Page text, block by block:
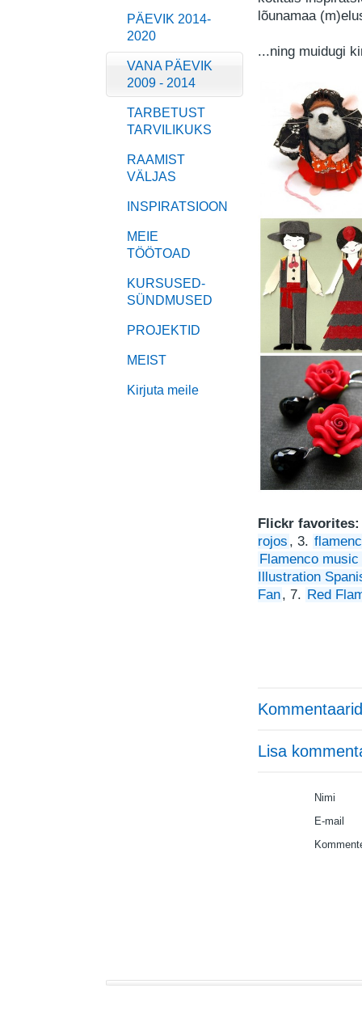
PÄEVIK 2014-
2020
VANA PÄEVIK
2009 - 2014
TARBETUST
TARVILIKUKS
RAAMIST
VÄLJAS
INSPIRATSIOON
MEIE
TÖÖTOAD
KURSUSED-
SÜNDMUSED
PROJEKTID
MEIST
Kirjuta meile
lõunamaa
...ning muidugi
Flickr
rojos , 3.
Flamenco
Illustration
Fan, 7. Red
Lisa
Nimi
E-mail